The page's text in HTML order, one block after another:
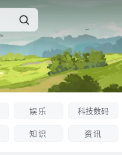
娱乐
知识
科技数码
资讯